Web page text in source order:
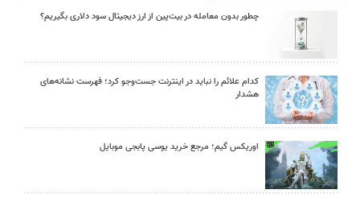
چطور بدون معامله در بیت‌پین از ارز دیجیتال سود دلاری بگیریم؟
کدام علائم را نباید در اینترنت جست‌وجو کرد؛ فهرست نشانه‌های
هشدار
اوریکس گیم؛ مرجع خرید یوسی پابجی موبایل